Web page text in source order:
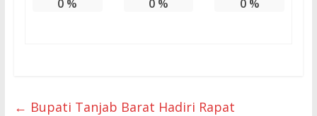
0 % 0% 0%
← Bupati Tanjab Barat Hadiri Rapat